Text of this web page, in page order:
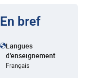
En bref
Langues
d'enseignement
Français